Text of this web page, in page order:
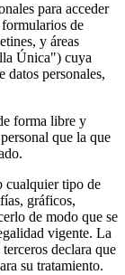
para acceder
de
y áreas
Única") cuya
datos personales,
forma libre y
que la que
cualquier tipo de
gráficos,
de modo que se
vigente. La
declara que
su tratamiento.